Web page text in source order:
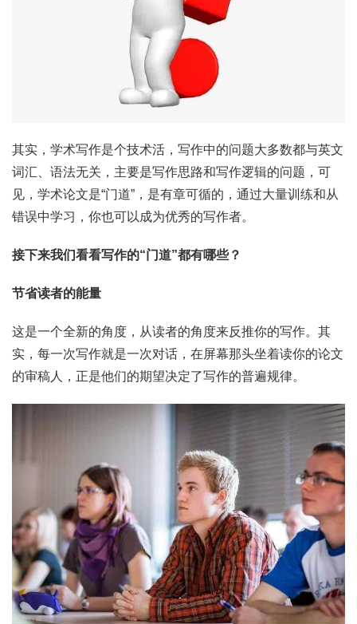
其实，学术写作是个技术活，写作中的问题大多数都与英文
词汇、语法无关，主要是写作思路和写作逻辑的问题，可
见，学术论文是“门道”，是有章可循的，通过大量训练和从
错误中学习，你也可以成为优秀的写作者。
接下来我们看看写作的“门道”都有哪些？
节省读者的能量
这是一个全新的角度，从读者的角度来反推你的写作。其
实，每一次写作就是一次对话，在屏幕那头坐着读你的论文
的审稿人，正是他们的期望决定了写作的普遍规律。